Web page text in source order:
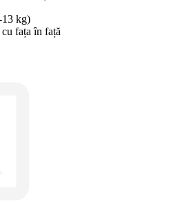
13 kg)
fața în față